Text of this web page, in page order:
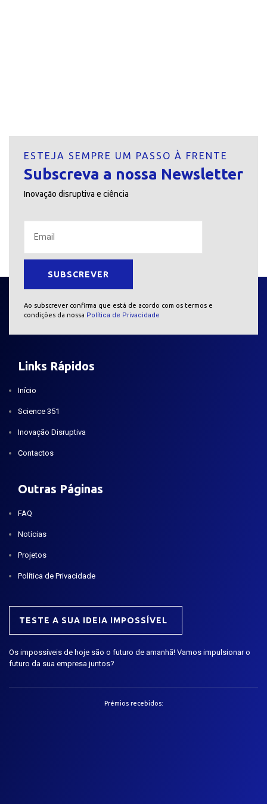
ESTEJA SEMPRE UM PASSO À FRENTE
Subscreva a nossa Newsletter
Inovação disruptiva e ciência
Ao subscrever confirma que está de acordo com os termos e
condições da nossa Política de Privacidade
Links Rápidos
Início
Science 351
Inovação Disruptiva
Contactos
Outras Páginas
FAQ
Notícias
Projetos
Política de Privacidade
TESTE A SUA IDEIA IMPOSSÍVEL
Os impossíveis de hoje são o futuro de amanhã! Vamos impulsionar o
futuro da sua empresa juntos?
Prémios recebidos: